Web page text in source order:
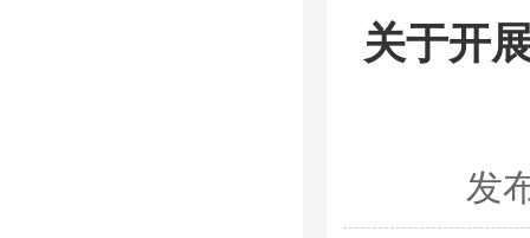
关于开
发